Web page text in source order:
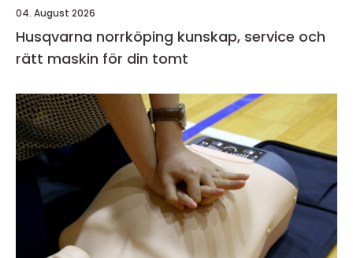
04. August 2026
Husqvarna norrköping kunskap, service och
rätt maskin för din tomt